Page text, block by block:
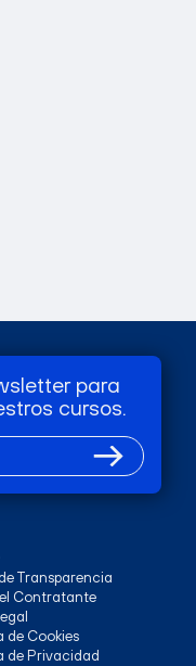
para
cursos.
Transparencia
Contratante
de Cookies
de Privacidad